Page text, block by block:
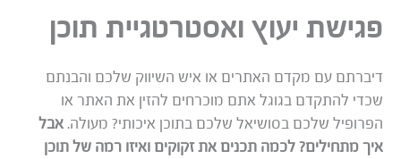
פגישת יעוץ ואסטרטגיית תוכן
דיברתם עם מקדם האתרים או איש השיווק שלכם והבנתם
שכדי להתקדם בגוגל אתם מוכרחים להזין את האתר או
הפרופיל שלכם בסושיאל שלכם בתוכן איכותי? מעולה.אבל
איך מתחילים? לכמה תכנים את זקוקים ואיזו רמה של תוכן